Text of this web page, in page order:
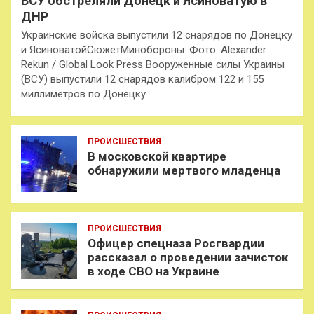
ДНР
Украинские войска выпустили 12 снарядов по Донецку
и ЯсиноватойСюжетМинобороны: Фото: Alexander
Rekun / Global Look Press Вооруженные силы Украины
(ВСУ) выпустили 12 снарядов калибром 122 и 155
миллиметров по Донецку…
ПРОИСШЕСТВИЯ
В московской квартире
обнаружили мертвого младенца
ПРОИСШЕСТВИЯ
Офицер спецназа Росгвардии
рассказал о проведении зачисток
в ходе СВО на Украине